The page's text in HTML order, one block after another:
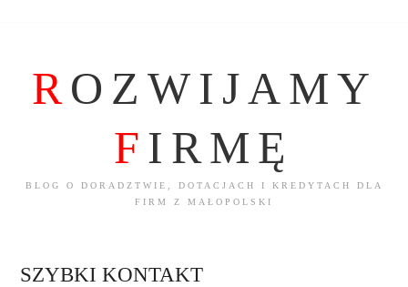
ROZWIJAMY
F IRMĘ
BLOG O DORADZTWIE, DOTACJACH I KREDYTACH DLA
FIRM Z MAŁOPOLSKI
SZYBKI KONTAKT